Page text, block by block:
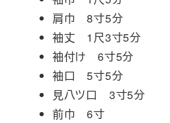
肩巾 8寸5分
袖丈 1尺3寸5分
袖付け 6寸5分
袖口 5寸5分
見八ツ口 3寸5分
前巾 6寸